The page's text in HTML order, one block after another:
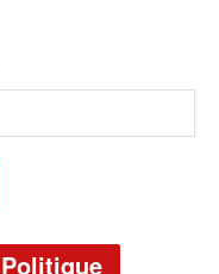
Politique